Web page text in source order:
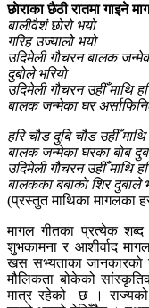
छाेराका छैठी रातमा गाइने
बालीवैशं छोरो भयो
गरिह उज्यालो भयो
उदिमेली गाैचरन बालक
दुबाेले भरियाे
उदिमेली गाैचरन उहीँ माथि
बालक जन्मेका घर
हरि चाैड दुबि चाैड उहीँ माथि
बालक जन्मेका घरका बाेब
उदिमेली गाैचरन उहीँ माथि
बालकका बबाकाे शिर दुबाले
(प्रस्तुत माथिका मागलका
मागल गीतका प्रत्येक
शुभकामना र आशीर्वाद
खस सभ्यताका जानकारकाे
मौलिकता बोकेको
मात्र रहेको छ । राज्यको